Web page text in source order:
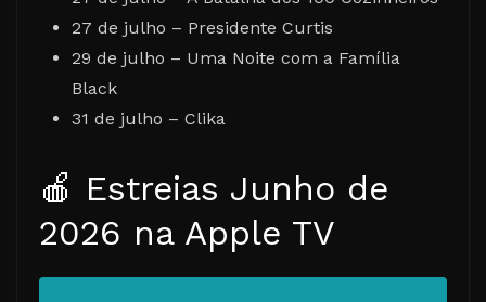
27 de julho – Presidente Curtis
29 de julho – Uma Noite com a Família
Black
31 de julho – Clika
🍎 Estreias Junho de
2026 na Apple TV